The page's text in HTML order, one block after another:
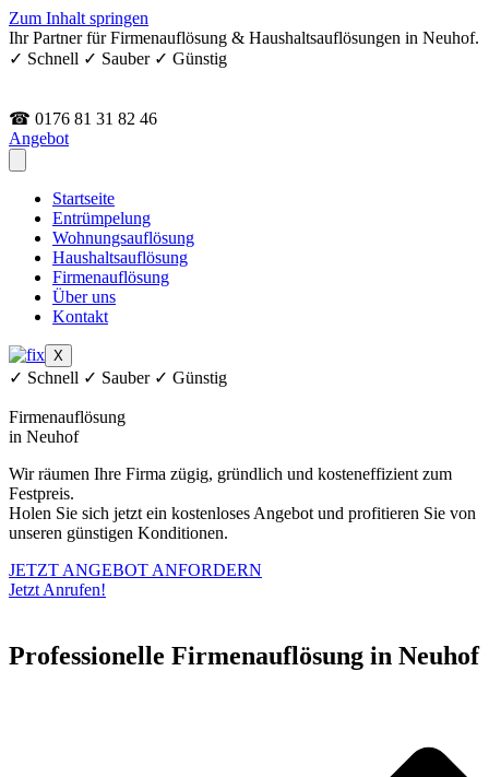
Zum Inhalt springen
Ihr Partner für Firmenauflösung & Haushaltsauflösungen in Neuhof.
✓ Schnell ✓ Sauber ✓ Günstig
☎ 0176 81 31 82 46
Angebot
Startseite
Entrümpelung
Wohnungsauflösung
Haushaltsauflösung
Firmenauflösung
Über uns
Kontakt
X
✓ Schnell ✓ Sauber ✓ Günstig
Firmenauflösung
in Neuhof
Wir räumen Ihre Firma zügig, gründlich und kosteneffizient zum
Festpreis.
Holen Sie sich jetzt ein kostenloses Angebot und profitieren Sie von
unseren günstigen Konditionen.
JETZT ANGEBOT ANFORDERN
Jetzt Anrufen!
Professionelle Firmenauflösung in Neuhof